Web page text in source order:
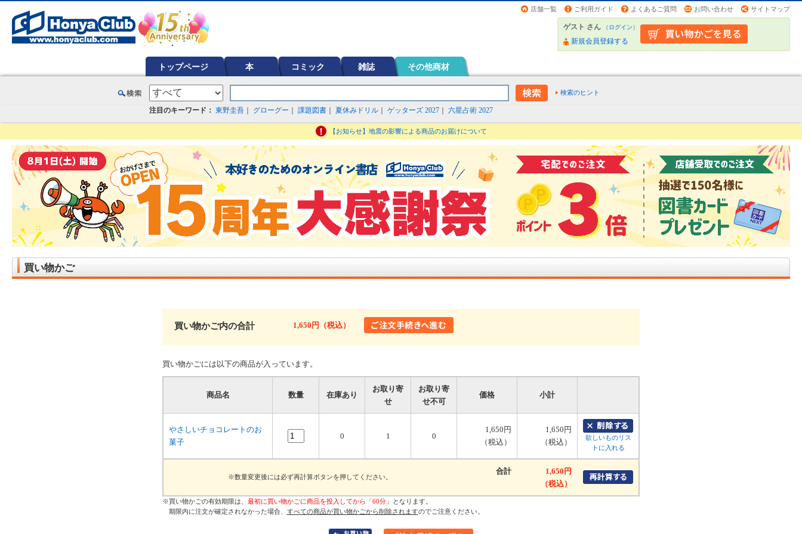
店舗一覧 ご利用ガイド よくあるご質問 お問い合わせ サイトマップ
ゲスト さん （ログイン）
新規会員登録する
トップページ 本 コミック 雑誌 その他商材
検索のヒント
注目のキーワード： 東野圭吾 グローグー 課題図書 夏休みドリル ゲッターズ 2027 六星占術 2027
【お知らせ】地震の影響による商品のお届けについて
買い物かご
買い物かご内の合計 1,650円（税込）
買い物かごには以下の商品が入っています。
商品名 数量 在庫あり
お取り寄
せ
お取り寄
せ不可
価格 小計
やさしいチョコレートのお
菓子
0 1 0
1,650円
（税込）
1,650円
（税込）
欲しいものリス
トに入れる
※数量変更後には必ず再計算ボタンを押してください。
合計
1,650円
（税込）
※買い物かごの有効期限は、 最初に買い物かごに商品を投入してから「60分」
となります。
期限内に注文が確定されなかった場合、 すべての商品が買い物かごから削除されますのでご注意ください。